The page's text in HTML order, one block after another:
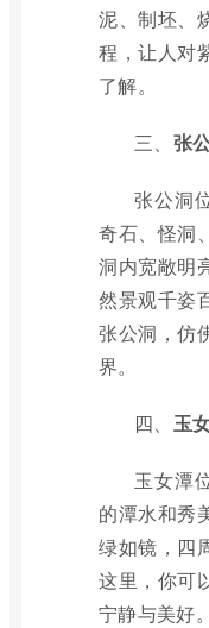
泥、制坯、
程，让人对
了解。
三、 张
张公洞
奇石、怪洞
洞内宽敞明
然景观千姿
张公洞，仿
界。
四、 玉
玉女潭
的潭水和秀
绿如镜，四
这里，你可
宁静与美好。